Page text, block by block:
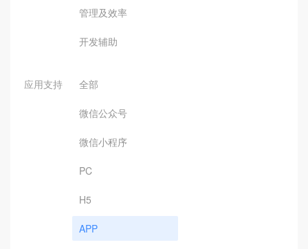
管理及效率
开发辅助
应用支持 全部
微信公众号
微信小程序
PC
H5
APP